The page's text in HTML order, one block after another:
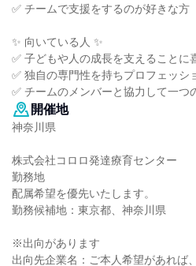
✅ チームで支援をするのが好きな方
✨ 向いている人 ✨
✅ 子どもや人の成長を支えることに
✅ 独自の専門性を持ちプロフェッシ
✅ チームのメンバーと協力して一つ
開催地
神奈川県
株式会社コロロ発達療育センター
勤務地
配属希望を優先いたします。
勤務候補地：東京都、神奈川県
※出向があります
出向先企業名：ご本人希望があれば